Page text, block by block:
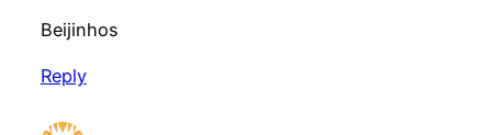
Beijinhos
Reply